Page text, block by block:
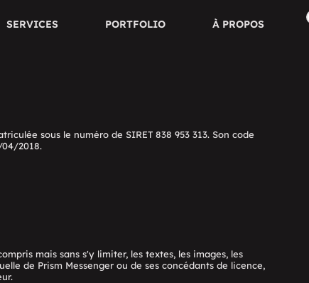
SERVICES PORTFOLIO À PROPOS
sous le numéro de SIRET 838 953 313. Son code
2018.
mais sans s'y limiter, les textes, les images, les
de Prism Messenger ou de ses concédants de licence,